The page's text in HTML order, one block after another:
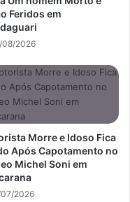
Feridos em
2026
Morre e Idoso Fica
Após Capotamento no
Michel Soni em
2026